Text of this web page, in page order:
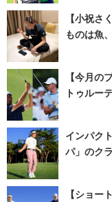
【小祝
ものは魚
【今月の
トゥルー
インパク
パ」のク
【ショー